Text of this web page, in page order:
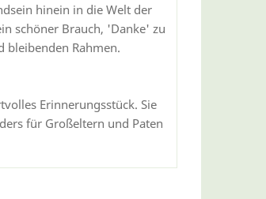
hinein in die Welt der
schöner Brauch, 'Danke' zu
bleibenden Rahmen.
Erinnerungsstück. Sie
für Großeltern und Paten